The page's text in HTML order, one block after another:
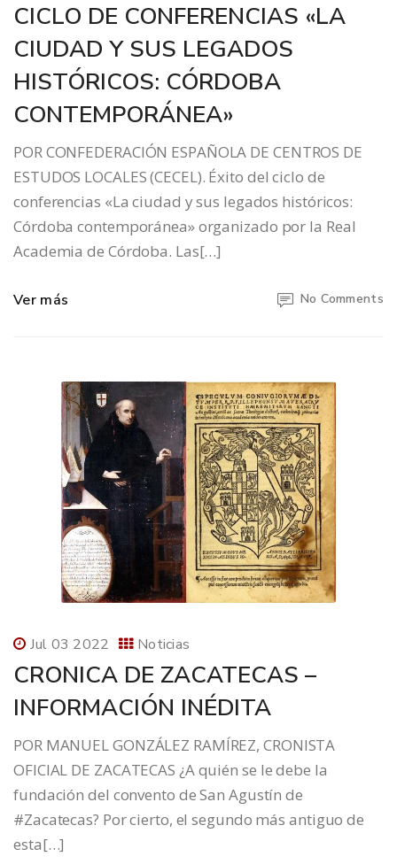
CICLO DE CONFERENCIAS «LA
CIUDAD Y SUS LEGADOS
HISTÓRICOS: CÓRDOBA
CONTEMPORÁNEA»
POR CONFEDERACIÓN ESPAÑOLA DE CENTROS DE
ESTUDOS LOCALES (CECEL). Éxito del ciclo de
conferencias «La ciudad y sus legados históricos:
Córdoba contemporánea» organizado por la Real
Academia de Córdoba. Las[…]
Ver más No Comments
Jul 03 2022 Noticias
CRONICA DE ZACATECAS –
INFORMACIÓN INÉDITA
POR MANUEL GONZÁLEZ RAMÍREZ, CRONISTA
OFICIAL DE ZACATECAS ¿A quién se le debe la
fundación del convento de San Agustín de
#Zacatecas? Por cierto, el segundo más antiguo de
esta[…]